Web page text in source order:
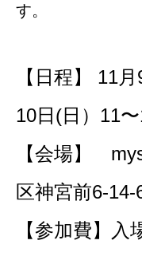
す。
【日程】 11
10日(日）11
【会場】
区神宮前6-
【参加費】